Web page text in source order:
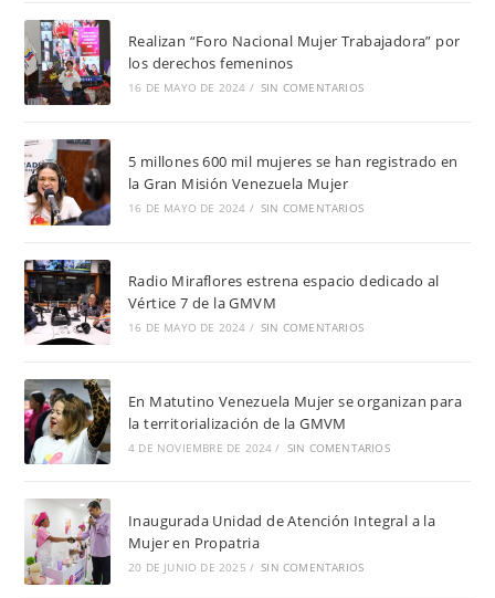
Realizan “Foro Nacional Mujer Trabajadora” por
los derechos femeninos
16 DE MAYO DE 2024 / SIN COMENTARIOS
5 millones 600 mil mujeres se han registrado en
la Gran Misión Venezuela Mujer
16 DE MAYO DE 2024 / SIN COMENTARIOS
Radio Miraflores estrena espacio dedicado al
Vértice 7 de la GMVM
16 DE MAYO DE 2024 / SIN COMENTARIOS
En Matutino Venezuela Mujer se organizan para
la territorialización de la GMVM
4 DE NOVIEMBRE DE 2024 / SIN COMENTARIOS
Inaugurada Unidad de Atención Integral a la
Mujer en Propatria
20 DE JUNIO DE 2025 / SIN COMENTARIOS